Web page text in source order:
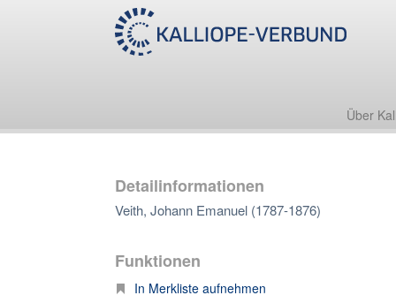
Über
Detailinformationen
Veith, Johann Emanuel (1787-1876)
Funktionen
In Merkliste aufnehmen